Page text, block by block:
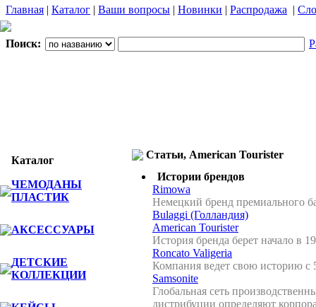
Главная | Каталог | Ваши вопросы | Новинки | Распродажа |
Поиск:
Каталог
ЧЕМОДАНЫ
ПЛАСТИК
АКСЕССУАРЫ
ДЕТСКИЕ
КОЛЛЕКЦИИ
Статьи, American Tourister
Истории брендов
Rimowa
Немецкий бренд премиального
Bulaggi (Голландия)
American Tourister
История бренда берет начало в
Roncato Valigeria
Компания ведет свою историю с
Samsonite
Глобальная сеть
дистрибуции определяют